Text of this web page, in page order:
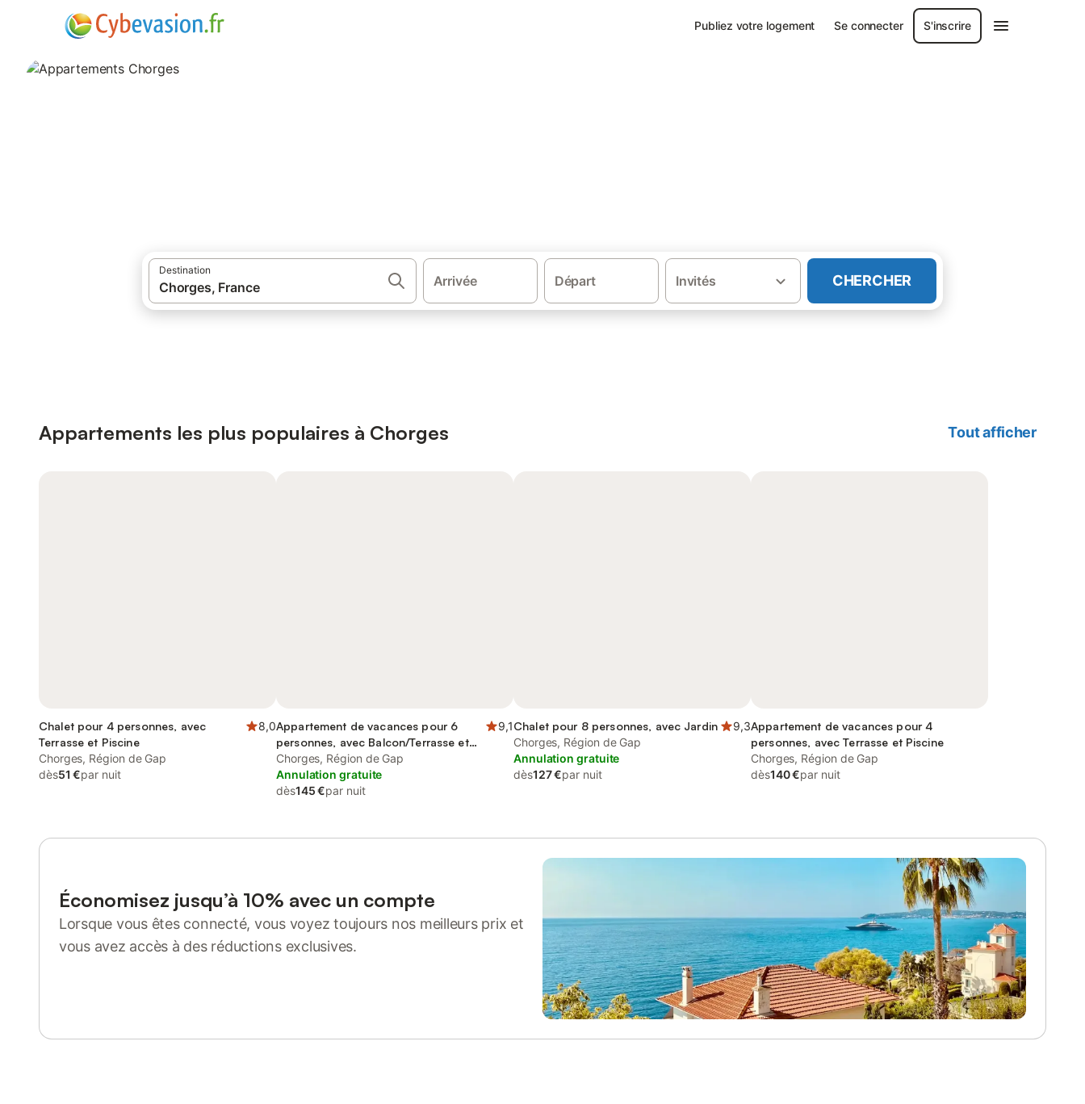
Publiez votre logement Se connecter S'inscrire
Destination
Arrivée Départ Invités CHERCHER
Appartements les plus populaires à Chorges Tout afficher
Chalet pour 4 personnes, avec
Terrasse et Piscine
8,0
Chorges, Région de Gap
dès51 €par nuit
Appartement de vacances pour 6
personnes, avec Balcon/Terrasse et
Piscine
9,1
Chorges, Région de Gap
Annulation gratuite
dès145 €par nuit
Chalet pour 8 personnes, avec Jardin
9,3
Chorges, Région de Gap
Annulation gratuite
dès127 €par nuit
Appartement de vacances pour 4
personnes, avec Terrasse et Piscine
Chorges, Région de Gap
dès140 €par nuit
Économisez jusqu’à 10% avec un compte
Lorsque vous êtes connecté, vous voyez toujours nos meilleurs prix et
vous avez accès à des réductions exclusives.